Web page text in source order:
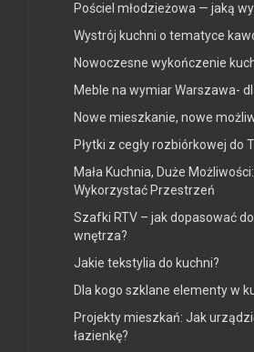
Pościel młodzieżowa — jaką
Wystrój kuchni o tematyce
Nowoczesne wykończenie
Meble na wymiar Warszawa-
Nowe mieszkanie, nowe
Płytki z cegły rozbiórkowej do
Mała Kuchnia, Duże
Wykorzystać Przestrzeń
Szafki RTV – jak dopasować
wnętrza?
Jakie tekstylia do kuchni?
Dla kogo szklane elementy w
Projekty mieszkań: Jak
łazienkę?